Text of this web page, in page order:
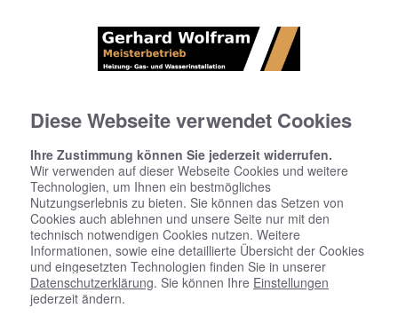
Diese Webseite verwendet Cookies
Ihre Zustimmung können Sie jederzeit widerrufen.
Wir verwenden auf dieser Webseite Cookies und weitere
Technologien, um Ihnen ein bestmögliches
Nutzungserlebnis zu bieten. Sie können das Setzen von
Cookies auch ablehnen und unsere Seite nur mit den
technisch notwendigen Cookies nutzen. Weitere
Informationen, sowie eine detaillierte Übersicht der Cookies
und eingesetzten Technologien finden Sie in unserer
Datenschutzerklärung. Sie können Ihre Einstellungen
jederzeit ändern.